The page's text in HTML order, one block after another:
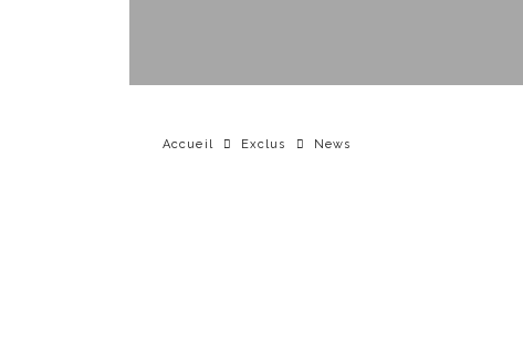
Accueil Exclus News